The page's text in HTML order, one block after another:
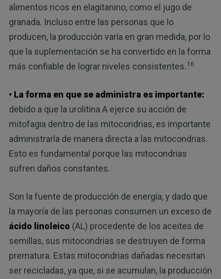
alimentos ricos en elagitanino, como el jugo de
granada. Incluso entre las personas que lo
producen, la producción varía en gran medida, por lo
que la suplementación se ha convertido en la forma
más confiable de lograr niveles consistentes.16
• La forma en que se administra es importante:
debido a que la urolitina A ejerce su acción de
mitofagia dentro de las mitocondrias, es importante
administrarla de manera directa a las mitocondrias.
Esto es fundamental porque las mitocondrias
sufren daños constantes.
Son la fuente de producción de energía, y dado que
la mayoría de las personas consumen un exceso de
ácido linoleico (AL) procedente de los aceites de
semillas, sus mitocondrias se destruyen de forma
prematura. Estas mitocondrias dañadas necesitan
ser recicladas, ya que, si se acumulan, la producción